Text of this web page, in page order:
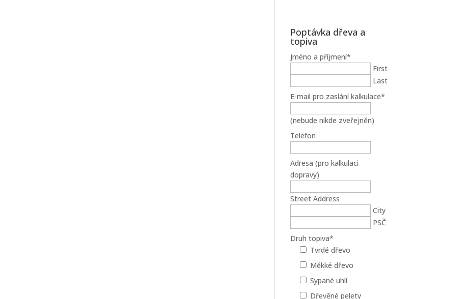
Poptávka dřeva a
topiva
Jméno a příjmení*
First
Last
E-mail pro zaslání kalkulace*
(nebude nikde zveřejněn)
Telefon
Adresa (pro kalkulaci
dopravy)
Street Address
City
PSČ
Druh topiva*
Tvrdé dřevo
Měkké dřevo
Sypané uhlí
Dřevěné pelety